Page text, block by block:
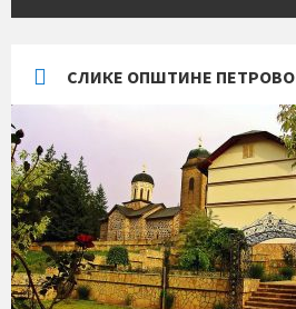
СЛИКЕ ОПШТИНЕ ПЕТРОВО